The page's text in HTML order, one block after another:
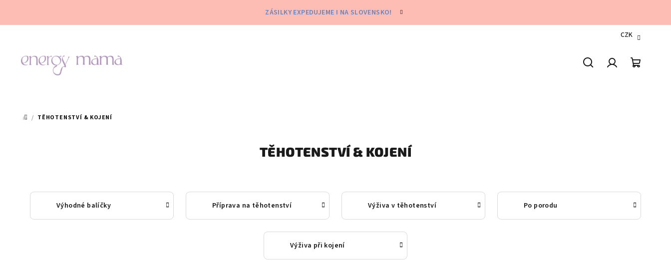
ZÁSILKY EXPEDUJEME I NA SLOVENSKO!
CZK
DOMŮ
/ TĚHOTENSTVÍ & KOJENÍ
TĚHOTENSTVÍ & KOJENÍ
Výhodné balíčky Příprava na těhotenství Výživa v těhotenství Po porodu
Výživa při kojení